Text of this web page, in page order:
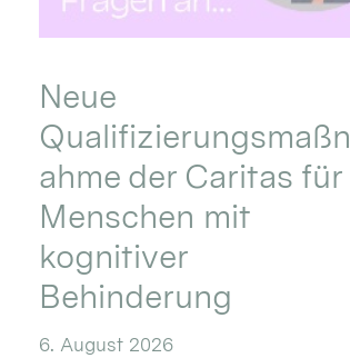
Neue
Qualifizierungsmaßn
ahme der Caritas für
Menschen mit
kognitiver
Behinderung
6. August 2026